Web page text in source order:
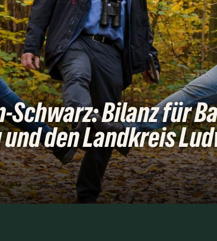
Schwarz: Bilanz für
den Landkreis